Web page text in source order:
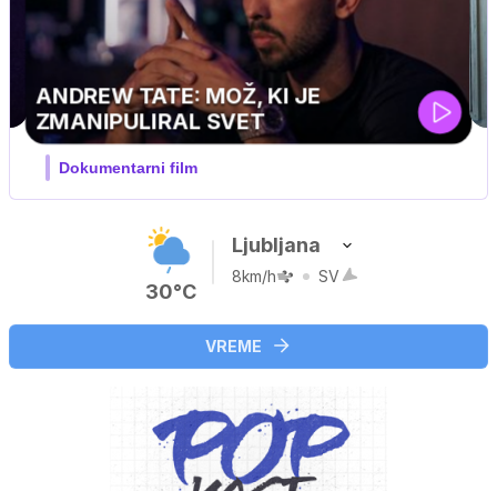
30°C
Ljubljana
8km/h SV
VREME